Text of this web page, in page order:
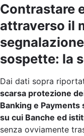
Contrastare
attraverso il
sospette: la
Dai dati sopra
scarsa protezione
Banking e Payments
su cui Banche ed
senza ovviamente